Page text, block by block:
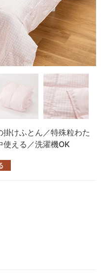
けふとん／特殊粒わた
える／洗濯機OK